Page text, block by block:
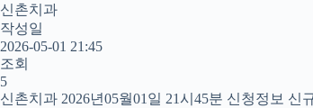
신촌치과
작성일
2026-05-01 21:45
조회
5
신촌치과 2026년05월01일 21시45분 신청정보 신